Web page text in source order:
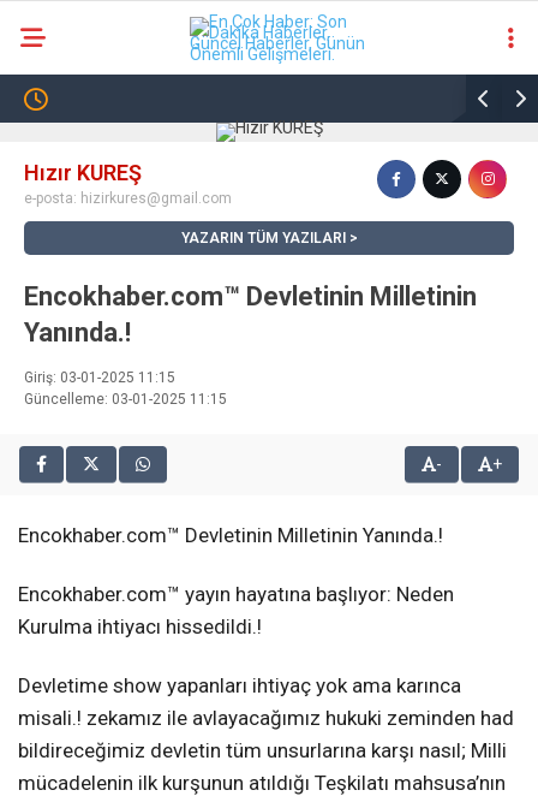
Facebook
Youtube
TikTok
24.6
GÜNDEM
SPOR
TEKNOLOJI
SAVUNMA SANAYI
SÖYLEŞI
KARIYER
Hızır KUREŞ
e-posta: hizirkures@gmail.com
YAZARIN TÜM YAZILARI
Encokhaber.com™ Devletinin Milletinin
Yanında.!
Giriş: 03-01-2025 11:15
Güncelleme: 03-01-2025 11:15
- +
Encokhaber.com™ Devletinin Milletinin Yanında.!
Encokhaber.com™ yayın hayatına başlıyor: Neden
Kurulma ihtiyacı hissedildi.!
Devletime show yapanları ihtiyaç yok ama karınca
misali.! zekamız ile avlayacağımız hukuki zeminden had
bildireceğimiz devletin tüm unsurlarına karşı nasıl; Milli
mücadelenin ilk kurşunun atıldığı Teşkilatı mahsusa’nın